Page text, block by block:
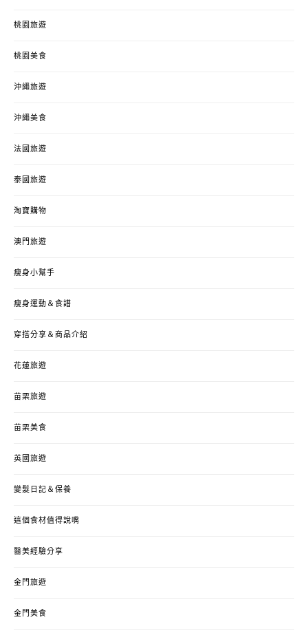
桃園旅遊
桃園美食
沖繩旅遊
沖繩美食
法國旅遊
泰國旅遊
淘寶購物
澳門旅遊
瘦身小幫手
瘦身運動＆食譜
穿搭分享＆商品介紹
花蓮旅遊
苗栗旅遊
苗栗美食
英國旅遊
變髮日記＆保養
這個食材值得說嘴
醫美經驗分享
金門旅遊
金門美食